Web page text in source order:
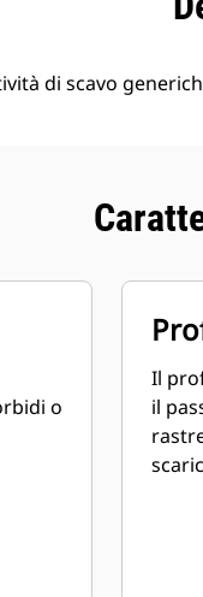
di scavo
o
Il
il